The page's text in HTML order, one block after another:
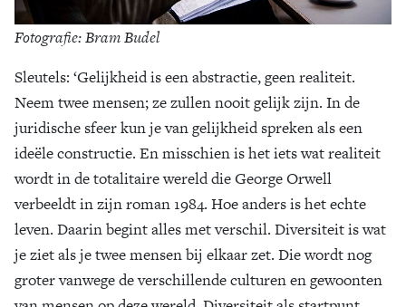
Fotografie: Bram Budel
Sleutels: ‘Gelijkheid is een abstractie, geen realiteit.
Neem twee mensen; ze zullen nooit gelijk zijn. In de
juridische sfeer kun je van gelijkheid spreken als een
ideële constructie. En misschien is het iets wat realiteit
wordt in de totalitaire wereld die George Orwell
verbeeldt in zijn roman 1984. Hoe anders is het echte
leven. Daarin begint alles met verschil. Diversiteit is wat
je ziet als je twee mensen bij elkaar zet. Die wordt nog
groter vanwege de verschillende culturen en gewoonten